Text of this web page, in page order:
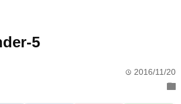
5
time 2016/11/20
folder